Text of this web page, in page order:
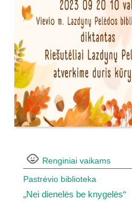
Renginiai vaikams
Pastrėvio biblioteka
„Nei dienelės be knygelės“